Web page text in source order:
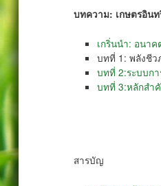
บทความ: เกษตรอิน
เกริ่นนำ: อนาค
บทที่ 1: พลังชีว
บทที่ 2:ระบบก
บทที่ 3:หลักสำ
สารบัญ